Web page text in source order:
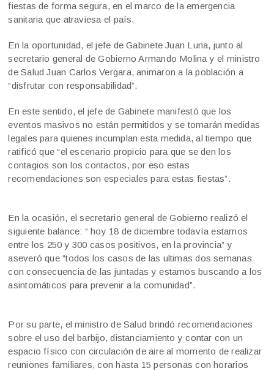
fiestas de forma segura, en el marco de la emergencia
sanitaria que atraviesa el país.
En la oportunidad, el jefe de Gabinete Juan Luna, junto al
secretario general de Gobierno Armando Molina y el ministro
de Salud Juan Carlos Vergara, animaron a la población a
“disfrutar con responsabilidad”.
En este sentido, el jefe de Gabinete manifestó que los
eventos masivos no están permitidos y se tomarán medidas
legales para quienes incumplan esta medida, al tiempo que
ratificó que “el escenario propicio para que se den los
contagios son los contactos, por eso estas
recomendaciones son especiales para estas fiestas”.
En la ocasión, el secretario general de Gobierno realizó el
siguiente balance: “ hoy 18 de diciembre todavía estamos
entre los 250 y 300 casos positivos, en la provincia” y
aseveró que “todos los casos de las ultimas dos semanas
con consecuencia de las juntadas y estamos buscando a los
asintomáticos para prevenir a la comunidad”.
Por su parte, el ministro de Salud brindó recomendaciones
sobre el uso del barbijo, distanciamiento y contar con un
espacio físico con circulación de aire al momento de realizar
reuniones familiares, con hasta 15 personas con horarios